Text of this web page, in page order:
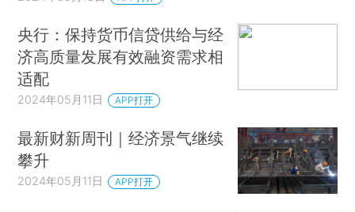
央行：保持货币信贷供给与经
济高质量发展有效融资需求相
适配
2024年05月11日 APP打开
最新财新周刊｜经济景气继续
攀升
2024年05月11日 APP打开